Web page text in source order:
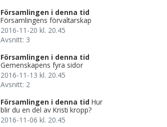
Församlingen i denna tid
Församlingens förvaltarskap
2016-11-20 kl. 20.45
Avsnitt: 3
Församlingen i denna tid
Gemenskapens fyra sidor
2016-11-13 kl. 20.45
Avsnitt: 2
Församlingen i denna tid Hur
blir du en del av Kristi kropp?
2016-11-06 kl. 20.45